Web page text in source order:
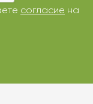
согласие на